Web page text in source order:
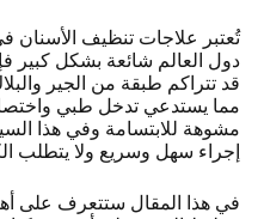
تُعتبر علاجات تنظيف الأسنان
دول العالم شائعة بشكل كبير
قد تتراكم طبقة من الجير
مما يستدعي تدخل طبي
مشوهة للابتسامة وفي هذا
إجراء سهل وسريع ولا يتطلب
في هذا المقال ستتعرف على